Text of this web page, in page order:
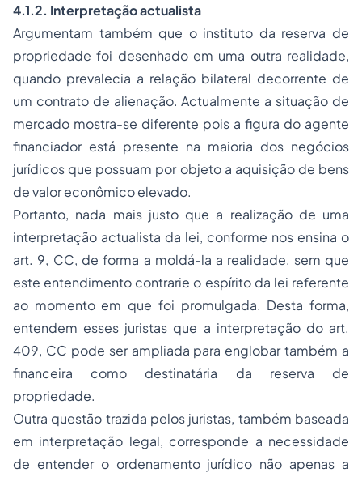
4.1.2. Interpretação actualista
Argumentam também que o instituto da reserva de
propriedade foi desenhado em uma outra realidade,
quando prevalecia a relação bilateral decorrente de
um contrato de alienação. Actualmente a situação de
mercado mostra-se diferente pois a figura do agente
financiador está presente na maioria dos negócios
jurídicos que possuam por objeto a aquisição de bens
de valor econômico elevado.
Portanto, nada mais justo que a realização de uma
interpretação actualista da lei, conforme nos ensina o
art. 9, CC, de forma a moldá-la a realidade, sem que
este entendimento contrarie o espírito da lei referente
ao momento em que foi promulgada. Desta forma,
entendem esses juristas que a interpretação do art.
409, CC pode ser ampliada para englobar também a
financeira como destinatária da reserva de
propriedade.
Outra questão trazida pelos juristas, também baseada
em interpretação legal, corresponde a necessidade
de entender o ordenamento jurídico não apenas a